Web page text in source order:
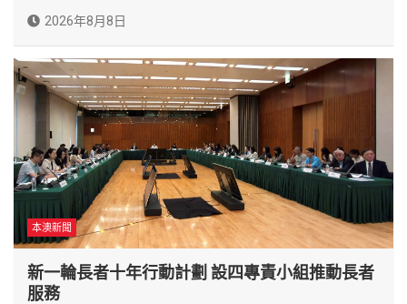
2026年8月8日
本澳新聞
新一輪長者十年行動計劃 設四專責小組推動長者
服務